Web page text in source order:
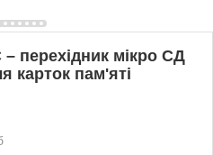
– перехідник мікро СД
карток пам'яті